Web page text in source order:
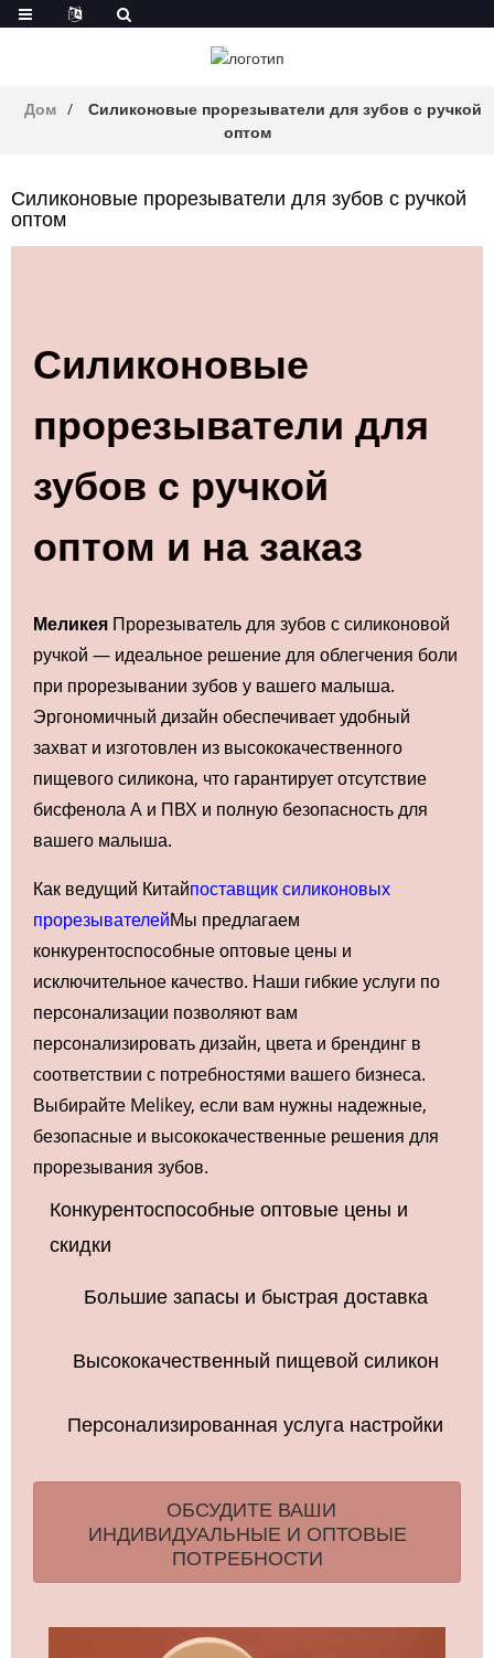
Дом
Силиконовые прорезыватели для зубов с ручкой
оптом
Силиконовые прорезыватели для зубов с ручкой
оптом
Силиконовые
прорезыватели для
зубов с ручкой
оптом и на заказ
Меликея Прорезыватель для зубов с силиконовой
ручкой — идеальное решение для облегчения боли
при прорезывании зубов у вашего малыша.
Эргономичный дизайн обеспечивает удобный
захват и изготовлен из высококачественного
пищевого силикона, что гарантирует отсутствие
бисфенола А и ПВХ и полную безопасность для
вашего малыша.
Как ведущий Китайпоставщик силиконовых
прорезывателейМы предлагаем
конкурентоспособные оптовые цены и
исключительное качество. Наши гибкие услуги по
персонализации позволяют вам
персонализировать дизайн, цвета и брендинг в
соответствии с потребностями вашего бизнеса.
Выбирайте Melikey, если вам нужны надежные,
безопасные и высококачественные решения для
прорезывания зубов.
Конкурентоспособные оптовые цены и
скидки
Большие запасы и быстрая доставка
Высококачественный пищевой силикон
Персонализированная услуга настройки
ОБСУДИТЕ ВАШИ
ИНДИВИДУАЛЬНЫЕ И ОПТОВЫЕ
ПОТРЕБНОСТИ